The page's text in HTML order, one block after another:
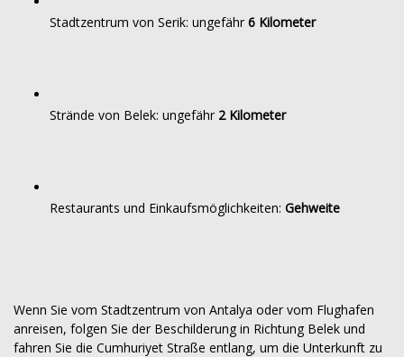
Stadtzentrum von Serik: ungefähr 6 Kilometer
Strände von Belek: ungefähr 2 Kilometer
Restaurants und Einkaufsmöglichkeiten: Gehweite
Wenn Sie vom Stadtzentrum von Antalya oder vom Flughafen
anreisen, folgen Sie der Beschilderung in Richtung Belek und
fahren Sie die Cumhuriyet Straße entlang, um die Unterkunft zu